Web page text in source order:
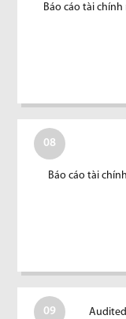
Báo cáo tài
08
Báo cáo tài
09